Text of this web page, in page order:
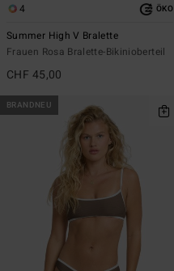
4 ÖKO
Summer High V Bralette
Frauen Rosa Bralette-Bikinioberteil
CHF 45,00
BRANDNEU